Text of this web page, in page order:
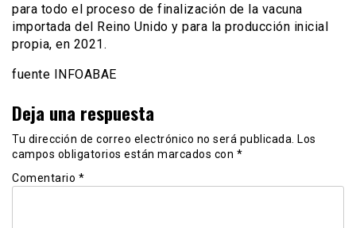
para todo el proceso de finalización de la vacuna
importada del Reino Unido y para la producción inicial
propia, en 2021.
fuente INFOABAE
Deja una respuesta
Tu dirección de correo electrónico no será publicada.
Los
campos obligatorios están marcados con *
Comentario *